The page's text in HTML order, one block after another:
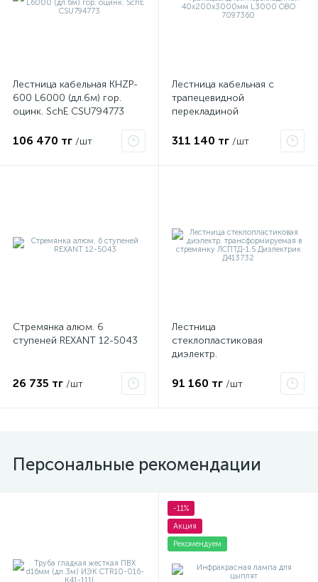
Лестница кабельная KHZP-
600 L6000 (дл.6м) гор.
оцинк. SchE CSU794773
106 470 тг /шт
Лестница кабельная с
трапецевидной
перекладиной
OBO 7097360
311 140 тг /шт
Стремянка алюм. 6
ступеней REXANT 12-5043
26 735 тг /шт
Лестница
стеклопластиковая
диэлектр.
стремянку ЛСПТД-1.5
91 160 тг /шт
Персональные рекомендации
-11%
Акция
Рекомендуем